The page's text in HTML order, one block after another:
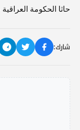
حاثا الحكومة
شارك: